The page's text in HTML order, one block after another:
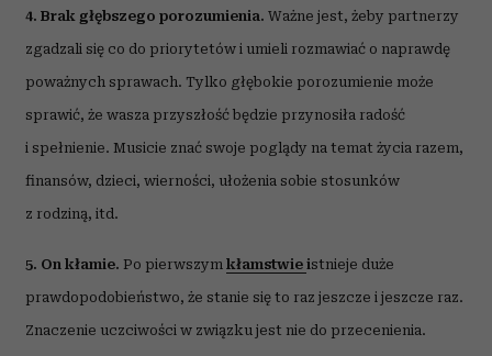
4. Brak głębszego porozumienia. Ważne jest, żeby partnerzy
zgadzali się co do priorytetów i umieli rozmawiać o naprawdę
poważnych sprawach. Tylko głębokie porozumienie może
sprawić, że wasza przyszłość będzie przynosiła radość
i spełnienie. Musicie znać swoje poglądy na temat życia razem,
finansów, dzieci, wierności, ułożenia sobie stosunków
z rodziną, itd.
5. On kłamie. Po pierwszym kłamstwie istnieje duże
prawdopodobieństwo, że stanie się to raz jeszcze i jeszcze raz.
Znaczenie uczciwości w związku jest nie do przecenienia.